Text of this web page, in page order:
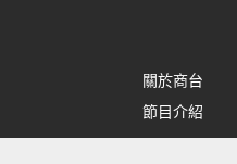
關於商台
節目介紹